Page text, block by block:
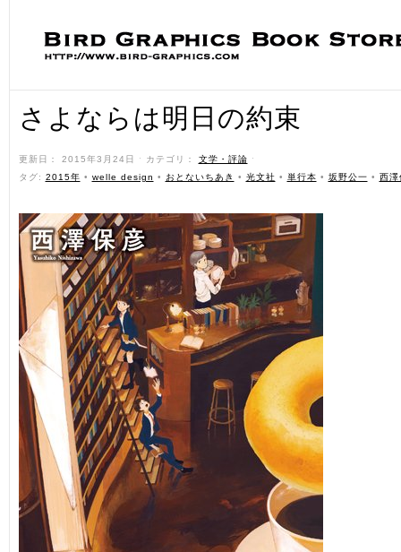
さよならは明日の約束
更新日： 2015年3月24日 ˑ カテゴリ： 文学・評論 ˑ
タグ: 2015年 • welle design • おとないちあき • 光文社 • 単行本 • 坂野公一 • 西澤